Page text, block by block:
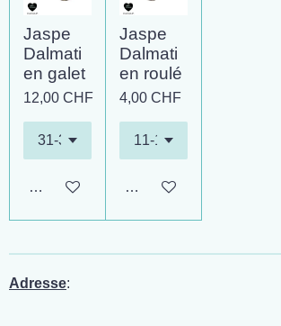
Jaspe
Dalmati
en galet
12,00 CHF
Ajouter au panier
Jaspe
Dalmati
en roulé
4,00 CHF
Ajouter au panier
Adresse: